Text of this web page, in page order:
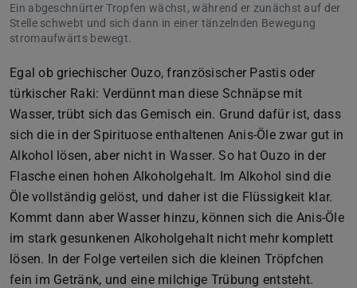
Ein abgeschnürter Tropfen wächst, während er zunächst auf der
Stelle schwebt und sich dann in einer tänzelnden Bewegung
stromaufwärts bewegt.
Egal ob griechischer Ouzo, französischer Pastis oder
türkischer Raki: Verdünnt man diese Schnäpse mit
Wasser, trübt sich das Gemisch ein. Grund dafür ist, dass
sich die in der Spirituose enthaltenen Anis-Öle zwar gut in
Alkohol lösen, aber nicht in Wasser. So hat Ouzo in der
Flasche einen hohen Alkoholgehalt. Im Alkohol sind die
Öle vollständig gelöst, und daher ist die Flüssigkeit klar.
Kommt dann aber Wasser hinzu, können sich die Anis-Öle
im stark gesunkenen Alkoholgehalt nicht mehr komplett
lösen. In der Folge verteilen sich die kleinen Tröpfchen
fein im Getränk, und eine milchige Trübung entsteht.